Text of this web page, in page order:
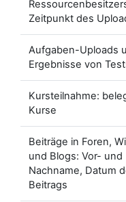
Zeitpunkt des
Aufgaben-Uploads
Ergebnisse von
Kursteilnahme:
Kurse
Beiträge in Foren,
und Blogs: Vor- und
Nachname, Datum
Beitrags